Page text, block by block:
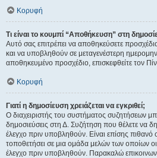
Κορυφή
Τι είναι το κουμπί “Αποθήκευση” στη
Αυτό σας επιτρέπει να αποθηκεύσετε
και να υποβληθούν σε μεταγενέστερη
αποθηκευμένο προσχέδιο, επισκεφθείτε τον
Κορυφή
Γιατί η δημοσίευση χρειάζεται να εγκριθεί;
Ο διαχειριστής του συστήματος συζητήσεων
δημοσιεύσεις στη Δ. Συζήτηση που θέλετε να
έλεγχο πριν υποβληθούν. Είναι επίσης πιθανό ο
τοποθετήσει σε μια ομάδα μελών των οποίων οι
έλεγχο πριν υποβληθούν. Παρακαλώ